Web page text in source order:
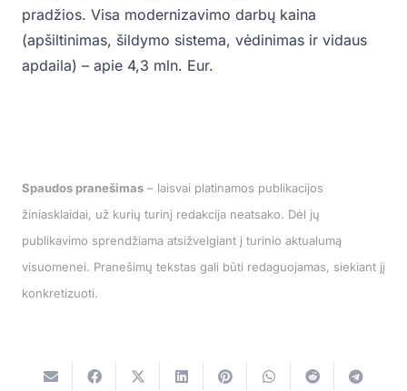
pradžios. Visa modernizavimo darbų kaina
(apšiltinimas, šildymo sistema, vėdinimas ir vidaus
apdaila) – apie 4,3 mln. Eur.
Spaudos pranešimas – laisvai platinamos publikacijos
žiniasklaidai, už kurių turinį redakcija neatsako. Dėl jų
publikavimo sprendžiama atsižvelgiant į turinio aktualumą
visuomenei. Pranešimų tekstas gali būti redaguojamas, siekiant jį
konkretizuoti.